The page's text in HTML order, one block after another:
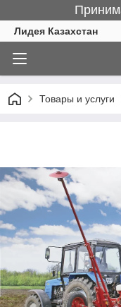
Лидея Казахстан
Товары и услуги